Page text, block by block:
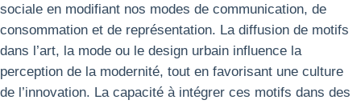
sociale en modifiant nos modes de communication, de
consommation et de représentation. La diffusion de motifs
dans l’art, la mode ou le design urbain influence la
perception de la modernité, tout en favorisant une culture
de l’innovation. La capacité à intégrer ces motifs dans des